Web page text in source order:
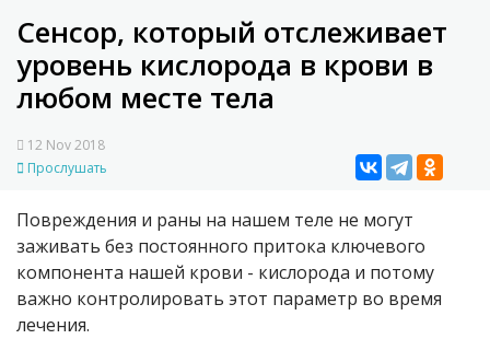
Сенсор, который отслеживает
уровень кислорода в крови в
любом месте тела
12 Nov 2018
Прослушать
Повреждения и раны на нашем теле не могут
заживать без постоянного притока ключевого
компонента нашей крови - кислорода и потому
важно контролировать этот параметр во время
лечения.